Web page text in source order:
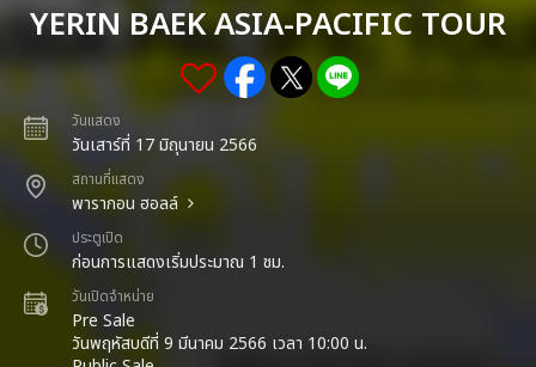
YERIN BAEK ASIA-PACIFIC TOUR
วันแสดง
วันเสาร์ที่ 17 มิถุนายน 2566
สถานที่แสดง
พารากอน ฮอลล์
ประตูเปิด
ก่อนการแสดงเริ่มประมาณ 1 ชม.
วันเปิดจำหน่าย
Pre Sale
วันพฤหัสบดีที่ 9 มีนาคม 2566 เวลา 10:00 น.